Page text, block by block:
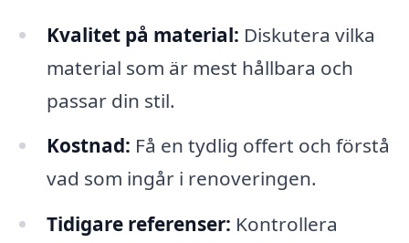
Kvalitet på material: Diskutera vilka
material som är mest hållbara och
passar din stil.
Kostnad: Få en tydlig offert och förstå
vad som ingår i renoveringen.
Tidigare referenser: Kontrollera